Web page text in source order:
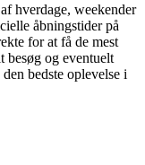
hverdage, weekender
åbningstider på
for at få de mest
besøg og eventuelt
bedste oplevelse i